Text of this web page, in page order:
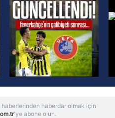
haberdar olmak için
'ye abone olun.